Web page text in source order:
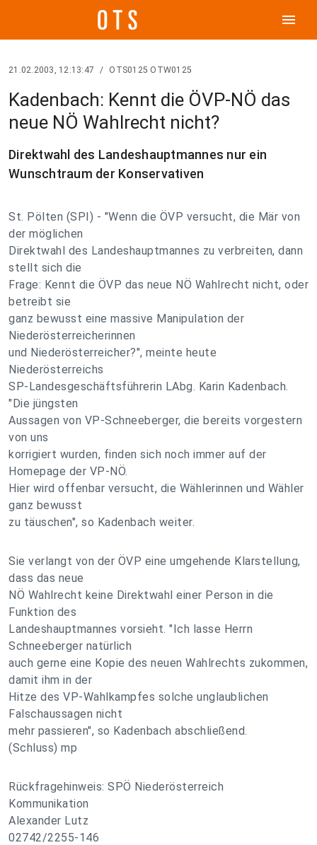
menu
21.02.2003, 12:13:47 / OTS0125 OTW0125
Kadenbach: Kennt die ÖVP-NÖ das
neue NÖ Wahlrecht nicht?
Direktwahl des Landeshauptmannes nur ein
Wunschtraum der Konservativen
St. Pölten (SPI) - "Wenn die ÖVP versucht, die Mär von
der möglichen
Direktwahl des Landeshauptmannes zu verbreiten, dann
stellt sich die
Frage: Kennt die ÖVP das neue NÖ Wahlrecht nicht, oder
betreibt sie
ganz bewusst eine massive Manipulation der
Niederösterreicherinnen
und Niederösterreicher?", meinte heute
Niederösterreichs
SP-Landesgeschäftsführerin LAbg. Karin Kadenbach.
"Die jüngsten
Aussagen von VP-Schneeberger, die bereits vorgestern
von uns
korrigiert wurden, finden sich noch immer auf der
Homepage der VP-NÖ.
Hier wird offenbar versucht, die Wählerinnen und Wähler
ganz bewusst
zu täuschen", so Kadenbach weiter.
Sie verlangt von der ÖVP eine umgehende Klarstellung,
dass das neue
NÖ Wahlrecht keine Direktwahl einer Person in die
Funktion des
Landeshauptmannes vorsieht. "Ich lasse Herrn
Schneeberger natürlich
auch gerne eine Kopie des neuen Wahlrechts zukommen,
damit ihm in der
Hitze des VP-Wahlkampfes solche unglaublichen
Falschaussagen nicht
mehr passieren", so Kadenbach abschließend.
(Schluss) mp
Rückfragehinweis: SPÖ Niederösterreich
Kommunikation
Alexander Lutz
02742/2255-146